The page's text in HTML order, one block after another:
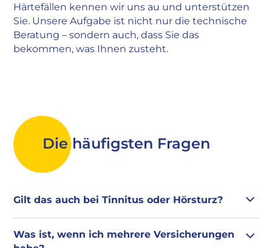
Härtefällen kennen wir uns au und unterstützen
Sie. Unsere Aufgabe ist nicht nur die technische
Beratung – sondern auch, dass Sie das
bekommen, was Ihnen zusteht.
Die häufigsten Fragen
Gilt das auch bei Tinnitus oder Hörsturz?
automatisch zu einer Kostenübernahme. Wenn
Was ist, wenn ich mehrere Versicherungen